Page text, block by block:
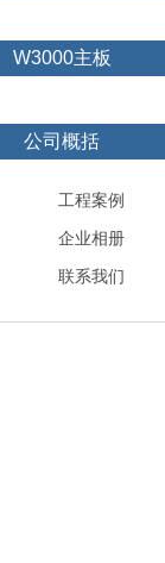
W3000主板
公司概括
工程案例
企业相册
联系我们